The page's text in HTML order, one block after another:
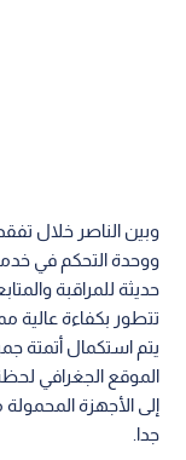
وبين الناصر خلال
ووحدة التحكم في
حديثة للمراقبة
تتطور بكفاءة عالية
يتم استكمال أتمتة
الموقع الجغرافي
إلى الأجهزة
جدا.